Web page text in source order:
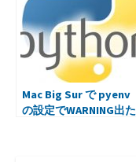
Mac Big Sur で pyenv
の設定でWARNING出た